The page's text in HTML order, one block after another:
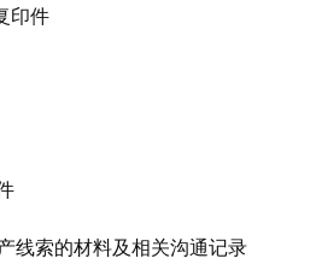
印件
线索的材料及相关沟通记录